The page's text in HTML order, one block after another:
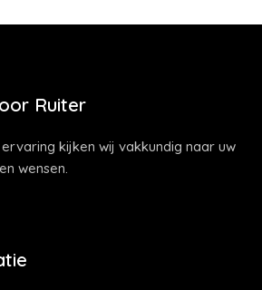
Ruiter
kijken wij vakkundig naar uw
wensen.